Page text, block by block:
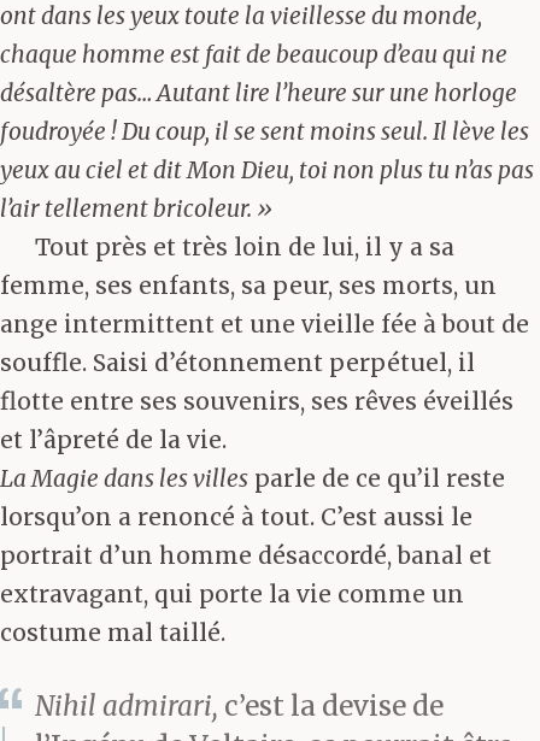
ont dans les yeux toute la vieillesse du monde,
chaque homme est fait de beaucoup d’eau qui ne
désaltère pas… Autant lire l’heure sur une horloge
foudroyée ! Du coup, il se sent moins seul. Il lève les
yeux au ciel et dit Mon Dieu, toi non plus tu n’as pas
l’air tellement bricoleur. »
Tout près et très loin de lui, il y a sa
femme, ses enfants, sa peur, ses morts, un
ange intermittent et une vieille fée à bout de
souffle. Saisi d’étonnement perpétuel, il
flotte entre ses souvenirs, ses rêves éveillés
et l’âpreté de la vie.
La Magie dans les villes parle de ce qu’il reste
lorsqu’on a renoncé à tout. C’est aussi le
portrait d’un homme désaccordé, banal et
extravagant, qui porte la vie comme un
costume mal taillé.
Nihil admirari, c’est la devise de